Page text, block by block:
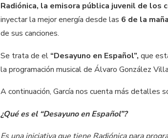
Radiónica, la emisora pública juvenil de los
inyectar la mejor energía desde las 6 de la
de sus canciones.
Se trata de el “Desayuno en Español”, que
la programación musical de Álvaro González
A continuación, García nos cuenta más detalles
¿Qué es el “Desayuno en Español”?